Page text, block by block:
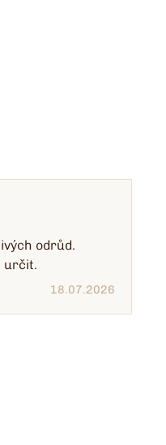
odrůd.
určit.
18.07.2026